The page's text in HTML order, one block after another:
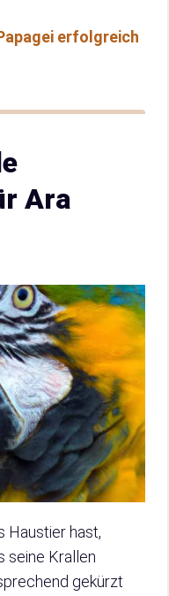
erfolgreich
Ara
Haustier hast,
seine Krallen
gekürzt